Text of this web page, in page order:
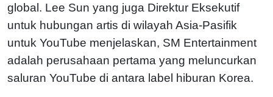
global. Lee Sun yang juga Direktur Eksekutif
untuk hubungan artis di wilayah Asia-Pasifik
untuk YouTube menjelaskan, SM Entertainment
adalah perusahaan pertama yang meluncurkan
saluran YouTube di antara label hiburan Korea.